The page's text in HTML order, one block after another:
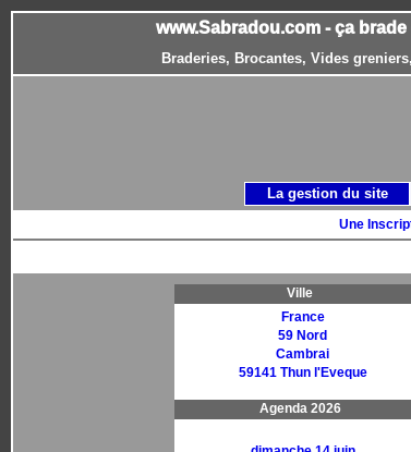
www.Sabradou.com - ça
Braderies, Brocantes, Vides
Une
Ville
France
59 Nord
Cambrai
59141 Thun l'Eveque
Agenda 2026
La gestion du site